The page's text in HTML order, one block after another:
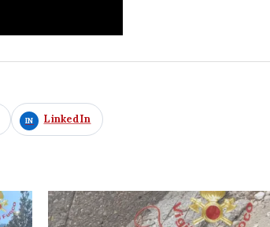
LinkedIn